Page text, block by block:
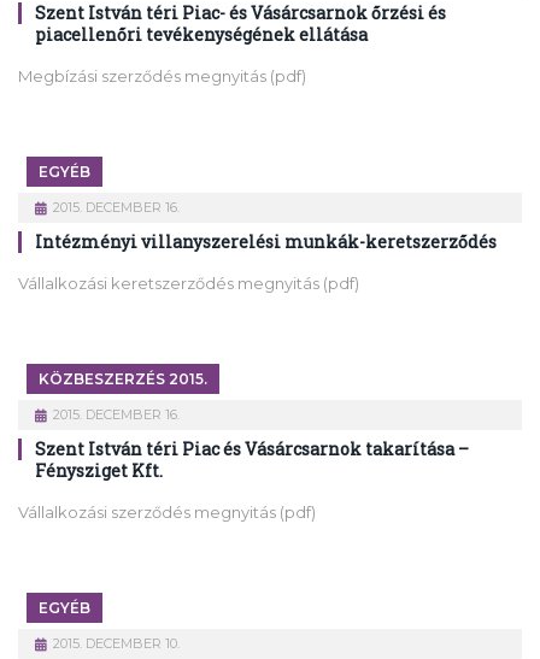
Szent István téri Piac- és Vásárcsarnok őrzési és
piacellenőri tevékenységének ellátása
Megbízási szerződés megnyitás (pdf)
EGYÉB
2015. DECEMBER 16.
Intézményi villanyszerelési munkák-keretszerződés
Vállalkozási keretszerződés megnyitás (pdf)
KÖZBESZERZÉS 2015.
2015. DECEMBER 16.
Szent István téri Piac és Vásárcsarnok takarítása –
Fénysziget Kft.
Vállalkozási szerződés megnyitás (pdf)
EGYÉB
2015. DECEMBER 10.